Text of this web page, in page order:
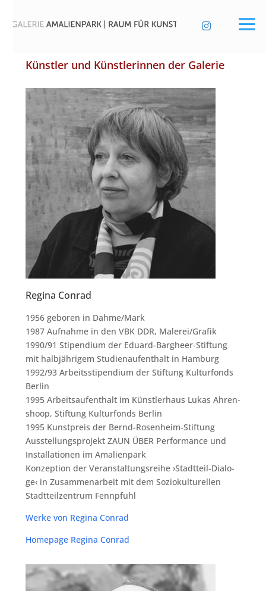

Künstler und Künstlerinnen der Galerie
Regina Conrad
1956 gebo­ren in Dahme/​Mark
1987 Auf­nah­me in den VBK DDR, Malerei/​Grafik
1990/​91 Sti­pen­di­um der Edu­ard-Barg­heer-Stif­tung
mit halb­jäh­ri­gem Stu­di­en­auf­ent­halt in Ham­burg
1992/​93 Arbeits­sti­pen­di­um der Stif­tung Kul­tur­fonds
Ber­lin
1995 Arbeits­auf­ent­halt im Künst­ler­haus Lukas Ahren­
shoop, Stif­tung Kul­tur­fonds Ber­lin
1995 Kunst­preis der Bernd-Rosen­heim-Stif­tung
Aus­stel­lungs­pro­jekt ZAUN ÜBER Per­for­mance und
Instal­la­tio­nen im Ama­li­en­park
Kon­zep­ti­on der Ver­an­stal­tungs­rei­he ›Stadt­teil-Dia­lo­
ge‹ in Zusam­men­ar­beit mit dem Sozio­kul­tu­rel­len
Stadt­teil­zen­trum Fennpfuhl
Wer­ke von Regi­na Conrad
Home­page Regi­na Conrad